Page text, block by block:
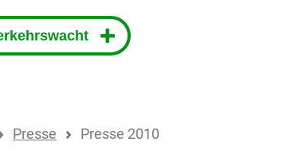
Presse Presse 2010